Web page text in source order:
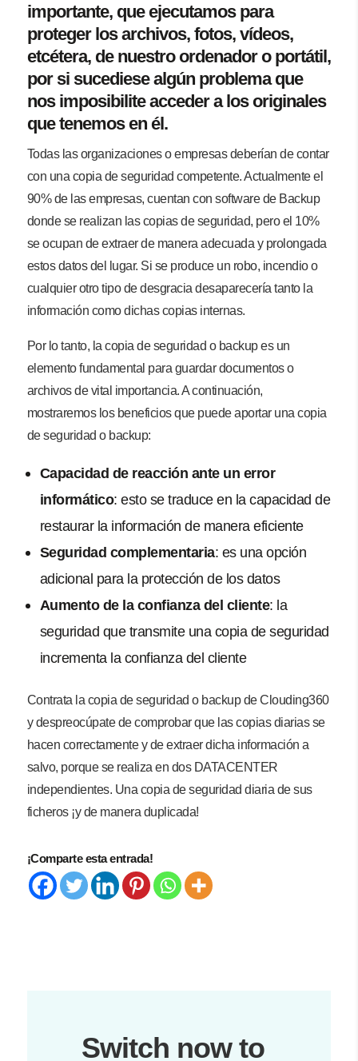
importante, que ejecutamos para
proteger los archivos, fotos, vídeos,
etcétera, de nuestro ordenador o portátil,
por si sucediese algún problema que
nos imposibilite acceder a los originales
que tenemos en él.
Todas las organizaciones o empresas deberían de contar
con una copia de seguridad competente. Actualmente el
90% de las empresas, cuentan con software de Backup
donde se realizan las copias de seguridad, pero el 10%
se ocupan de extraer de manera adecuada y prolongada
estos datos del lugar. Si se produce un robo, incendio o
cualquier otro tipo de desgracia desaparecería tanto la
información como dichas copias internas.
Por lo tanto, la copia de seguridad o backup es un
elemento fundamental para guardar documentos o
archivos de vital importancia. A continuación,
mostraremos los beneficios que puede aportar una copia
de seguridad o backup:
Capacidad de reacción ante un error
informático: esto se traduce en la capacidad de
restaurar la información de manera eficiente
Seguridad complementaria: es una opción
adicional para la protección de los datos
Aumento de la confianza del cliente: la
seguridad que transmite una copia de seguridad
incrementa la confianza del cliente
Contrata la copia de seguridad o backup de Clouding360
y despreocúpate de comprobar que las copias diarias se
hacen correctamente y de extraer dicha información a
salvo, porque se realiza en dos DATACENTER
independientes. Una copia de seguridad diaria de sus
ficheros ¡y de manera duplicada!
¡Comparte esta entrada!
Switch now to